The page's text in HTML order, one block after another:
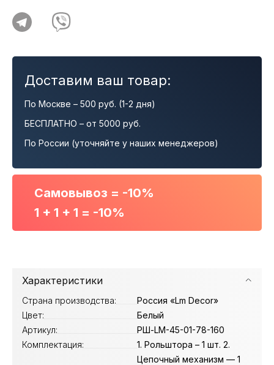
Доставим ваш товар:
По Москве – 500 руб. (1-2 дня)
БЕСПЛАТНО – от 5000 руб.
По России (уточняйте у наших менеджеров)
Самовывоз = -10%
1 + 1 + 1 = -10%
Характеристики
Страна производства:
Россия «Lm Decor»
Цвет:
Белый
Артикул:
РШ-LM-45-01-78-160
Комплектация:
1. Рольштора – 1 шт. 2.
Цепочный механизм — 1